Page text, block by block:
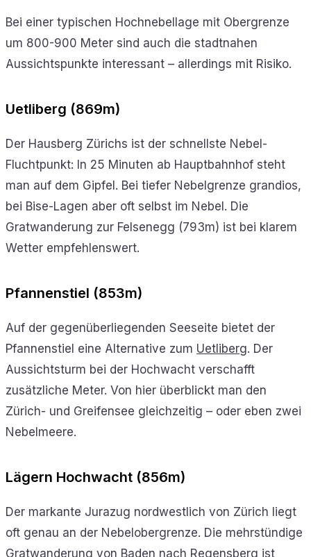
Bei einer typischen Hochnebellage mit Obergrenze
um 800-900 Meter sind auch die stadtnahen
Aussichtspunkte interessant – allerdings mit Risiko.
Uetliberg (869m)
Der Hausberg Zürichs ist der schnellste Nebel-
Fluchtpunkt: In 25 Minuten ab Hauptbahnhof steht
man auf dem Gipfel. Bei tiefer Nebelgrenze grandios,
bei Bise-Lagen aber oft selbst im Nebel. Die
Gratwanderung zur Felsenegg (793m) ist bei klarem
Wetter empfehlenswert.
Pfannenstiel (853m)
Auf der gegenüberliegenden Seeseite bietet der
Pfannenstiel eine Alternative zum Uetliberg. Der
Aussichtsturm bei der Hochwacht verschafft
zusätzliche Meter. Von hier überblickt man den
Zürich- und Greifensee gleichzeitig – oder eben zwei
Nebelmeere.
Lägern Hochwacht (856m)
Der markante Jurazug nordwestlich von Zürich liegt
oft genau an der Nebelobergrenze. Die mehrstündige
Gratwanderung von Baden nach Regensberg ist